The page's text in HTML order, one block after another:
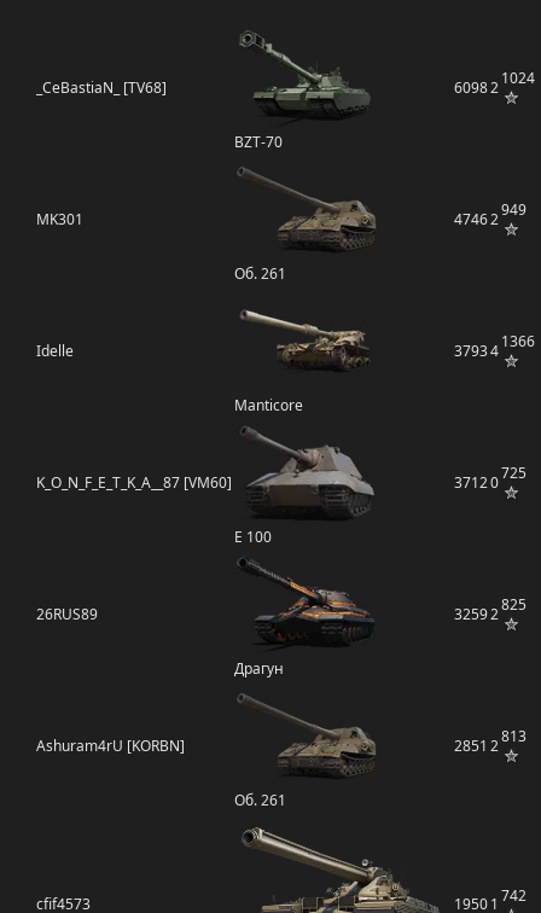
_CeBastiaN_ [TV68]
BZT-70
609821024
MK301
Об. 261
47462949
Idelle
Manticore
379341366
K_O_N_F_E_T_K_A__87 [VM60]
E 100
37120725
26RUS89
Драгун
32592825
Ashuram4rU [KORBN]
Об. 261
2851 2813
cfif4573 19501 742